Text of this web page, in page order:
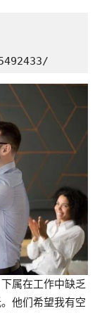
属在工作中缺乏
他们希望我有空